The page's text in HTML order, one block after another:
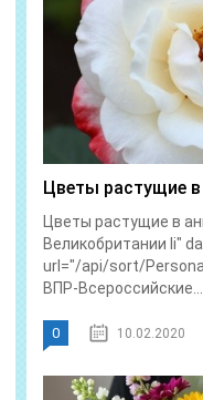
Цветы растущие в
Цветы растущие в
Великобритании li"
url="/api/sort/
ВПР-Всероссийские...
0 10.02.2020